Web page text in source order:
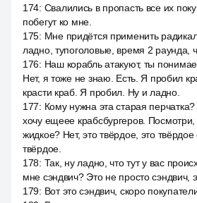
174: Свалились в пропасть все их
побегут ко мне.
175: Мне придётся применить
ладно, тупоголовые, время 2 раунда,
176: Наш корабль атакуют, ты
Нет, я тоже не знаю. Есть. Я пробил
красти краб. Я пробил. Ну и ладно.
177: Кому нужна эта старая
хочу ещеее крабсбургеров. Посмотри,
жидкое? Нет, это твёрдое, это
твёрдое.
178: Так, ну ладно, что тут у вас
мне сэндвич? Это не просто сэндвич,
179: Вот это сэндвич, скоро